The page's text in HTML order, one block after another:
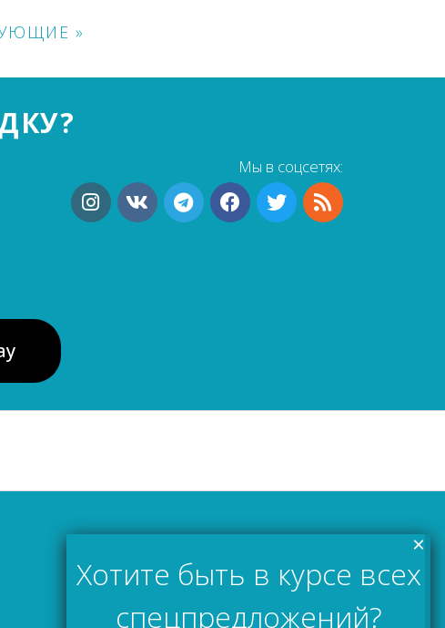
»
Мы в соцсетях:
Хотите быть в курсе всех
спецпредложений?
×